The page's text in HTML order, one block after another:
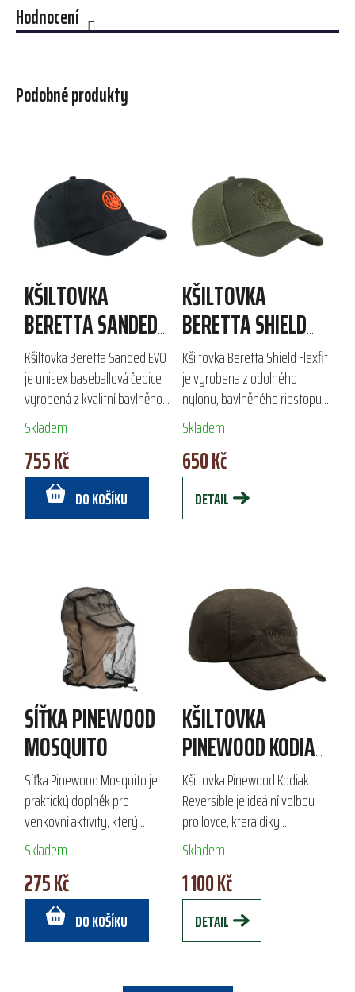
Hodnocení
Podobné produkty
KŠILTOVKA
BERETTA SANDED
EVO
Kšiltovka Beretta Sanded EVO
je unisex baseballová čepice
vyrobená z kvalitní bavlněno-
polyesterové směsi, která
zajišťuje komfort a odolnost.
Disponuje 3D vyšívaným
logem na...
Skladem
755 Kč
DO KOŠÍKU
KŠILTOVKA
BERETTA SHIELD
FLEXFIT
Kšiltovka Beretta Shield Flexfit
je vyrobena z odolného
nylonu, bavlněného ripstopu a
prodyšné 3D mesh síťoviny.
Díky suchému zipu (Velcro) pro
nášivky je ideální pro
outdoorové...
Skladem
650 Kč
DETAIL
SÍŤKA PINEWOOD
MOSQUITO
Síťka Pinewood Mosquito je
praktický doplněk pro
venkovní aktivity, který
efektivně chrání před
hmyzem. Vyrobena z
odolného 100% polyesteru,
nabízí nastavitelný spodní lem
pro...
Skladem
275 Kč
DO KOŠÍKU
KŠILTOVKA
PINEWOOD KODIAK
REVERSIBLE
Kšiltovka Pinewood Kodiak
Reversible je ideální volbou
pro lovce, která díky
voděodolné membráně
poskytuje ochranu před
deštěm a větrem.
Oboustranný design nabízí
mysliveckou...
Skladem
1 100 Kč
DETAIL